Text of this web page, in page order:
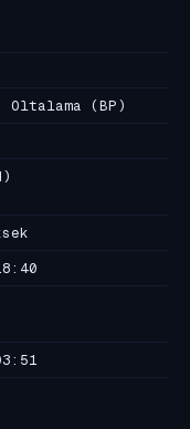
Oltalama (BP)